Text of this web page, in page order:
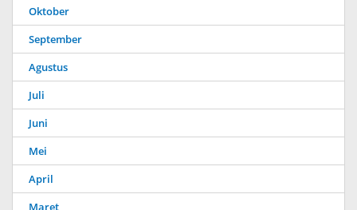
Oktober
September
Agustus
Juli
Juni
Mei
April